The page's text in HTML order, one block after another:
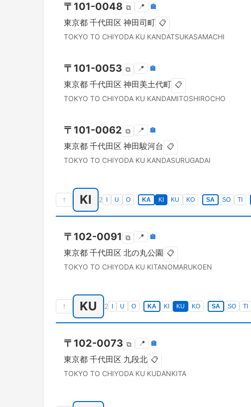
〒 101-0048 ⧉ 📍 🏣
東京都 千代田区 神田司町 📋
TOKYO TO CHIYODA KU KANDATSUKASAMACHI
〒 101-0053 ⧉ 📍 🏣
東京都 千代田区 神田美土代町 📋
TOKYO TO CHIYODA KU KANDAMITOSHIROCHO
〒 101-0062 ⧉ 📍 🏣
東京都 千代田区 神田駿河台 📋
TOKYO TO CHIYODA KU KANDASURUGADAI
↑ KI 2 U O KA KI KU KO SA SO TI
〒 102-0091 ⧉ 📍 🏣
東京都 千代田区 北の丸公園 📋
TOKYO TO CHIYODA KU KITANOMARUKOEN
↑ KU 2 U O KA KI KU KO SA SO TI
〒 102-0073 ⧉ 📍 🏣
東京都 千代田区 九段北 📋
TOKYO TO CHIYODA KU KUDANKITA